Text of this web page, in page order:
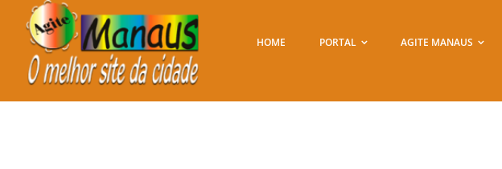
conteúdo
HOME PORTAL AGITE MANAUS